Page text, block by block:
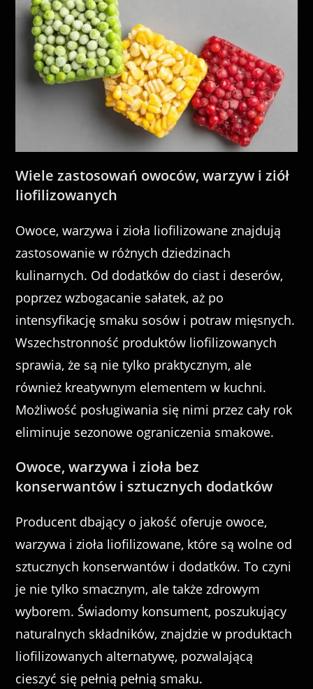
Wiele zastosowań owoców, warzyw i ziół
liofilizowanych
Owoce, warzywa i zioła liofilizowane znajdują
zastosowanie w różnych dziedzinach
kulinarnych. Od dodatków do ciast i deserów,
poprzez wzbogacanie sałatek, aż po
intensyfikację smaku sosów i potraw mięsnych.
Wszechstronność produktów liofilizowanych
sprawia, że są nie tylko praktycznym, ale
również kreatywnym elementem w kuchni.
Możliwość posługiwania się nimi przez cały rok
eliminuje sezonowe ograniczenia smakowe.
Owoce, warzywa i zioła bez
konserwantów i sztucznych dodatków
Producent dbający o jakość oferuje owoce,
warzywa i zioła liofilizowane, które są wolne od
sztucznych konserwantów i dodatków. To czyni
je nie tylko smacznym, ale także zdrowym
wyborem. Świadomy konsument, poszukujący
naturalnych składników, znajdzie w produktach
liofilizowanych alternatywę, pozwalającą
cieszyć się pełnią pełnią smaku.